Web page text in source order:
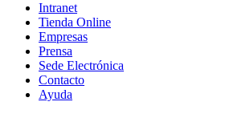
Intranet
Tienda Online
Empresas
Prensa
Sede Electrónica
Contacto
Ayuda